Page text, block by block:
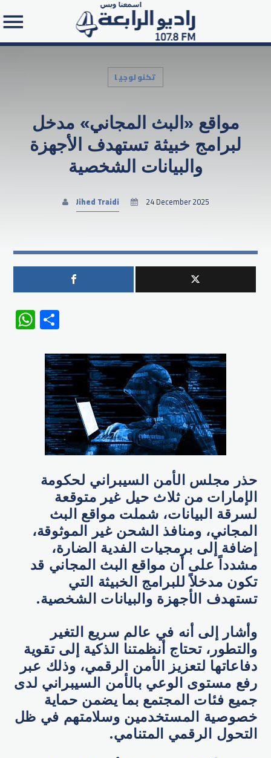
Search in the website:
تكنولوجيا
مواقع «البث المجاني» مدخل
لبرامج خبيثة تستهدف الأجهزة
والبيانات الشخصية
Jihed Traidi 24 December 2025
WhatsApp
حذر مجلس الأمن السيبراني لحكومة
الإمارات من ثلاث حيل غير متوقعة
لسرقة البيانات، شملت مواقع البث
المجاني، ومنافذ الشحن غير الموثوقة،
إضافة إلى برمجيات الفدية الضارة،
مشدداً على أن مواقع البث المجاني قد
تكون مدخلاً للبرامج الخبيثة التي
تستهدف الأجهزة والبيانات الشخصية.
وأشار إلى أنه في عالم سريع التغير
والتطور، تحتاج أنظمتنا الذكية إلى تقوية
دفاعاتها لتعزيز الأمن الرقمي، وذلك عبر
رفع مستوى الوعي بالأمن السيبراني لدى
جميع فئات المجتمع بما يضمن حماية
خصوصية المستخدمين وسلامتهم في ظل
التحول الرقمي المتنامي.